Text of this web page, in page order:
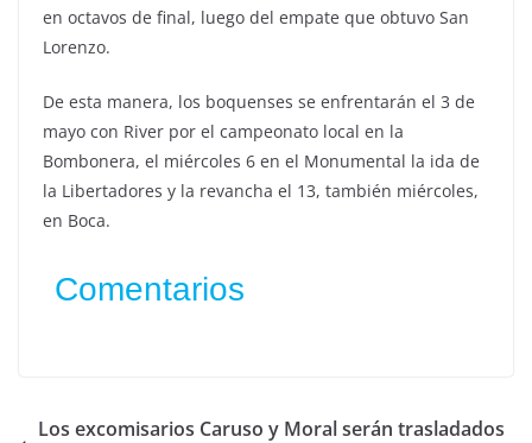
en octavos de final, luego del empate que obtuvo San
Lorenzo.
De esta manera, los boquenses se enfrentarán el 3 de
mayo con River por el campeonato local en la
Bombonera, el miércoles 6 en el Monumental la ida de
la Libertadores y la revancha el 13, también miércoles,
en Boca.
Comentarios
Los excomisarios Caruso y Moral serán trasladados